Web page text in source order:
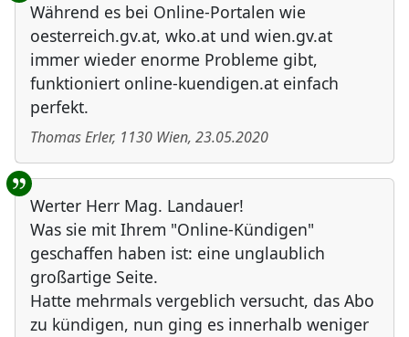
Während es bei Online-Portalen wie
oesterreich.gv.at, wko.at und wien.gv.at
immer wieder enorme Probleme gibt,
funktioniert online-kuendigen.at einfach
perfekt.
Thomas Erler, 1130 Wien, 23.05.2020
Werter Herr Mag. Landauer!
Was sie mit Ihrem "Online-Kündigen"
geschaffen haben ist: eine unglaublich
großartige Seite.
Hatte mehrmals vergeblich versucht, das Abo
zu kündigen, nun ging es innerhalb weniger